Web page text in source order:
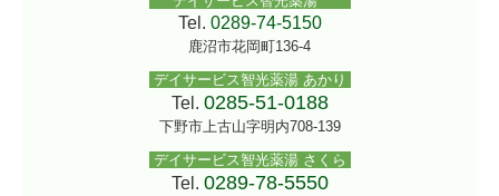
Tel. 0289-74-5150
鹿沼市花岡町136-4
デイサービス智光薬湯 あかり
Tel. 0285-51-0188
下野市上古山字明内708-139
デイサービス智光薬湯 さくら
Tel. 0289-78-5550